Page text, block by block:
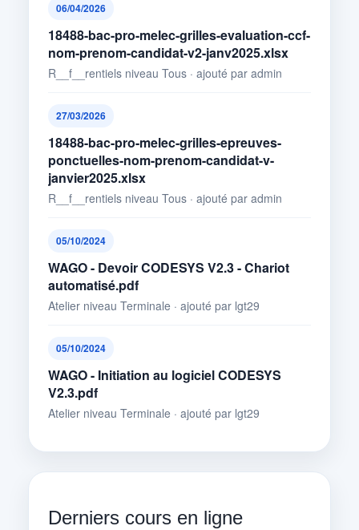
06/04/2026
18488-bac-pro-melec-grilles-evaluation-ccf-
nom-prenom-candidat-v2-janv2025.xlsx
R__f__rentiels niveau Tous · ajouté par admin
27/03/2026
18488-bac-pro-melec-grilles-epreuves-
ponctuelles-nom-prenom-candidat-v-
janvier2025.xlsx
R__f__rentiels niveau Tous · ajouté par admin
05/10/2024
WAGO - Devoir CODESYS V2.3 - Chariot
automatisé.pdf
Atelier niveau Terminale · ajouté par lgt29
05/10/2024
WAGO - Initiation au logiciel CODESYS
V2.3.pdf
Atelier niveau Terminale · ajouté par lgt29
Derniers cours en ligne